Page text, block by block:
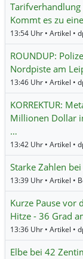
Tarifverhandlung
Kommt es zu
13:54 Uhr • Artikel •
ROUNDUP:
Nordpiste am
13:46 Uhr • Artikel •
KORREKTUR:
Millionen Dollar
…
13:42 Uhr • Artikel •
Starke Zahlen
13:39 Uhr • Artikel •
Kurze Pause vor
Hitze - 36 Grad
13:36 Uhr • Artikel •
Elbe bei 42